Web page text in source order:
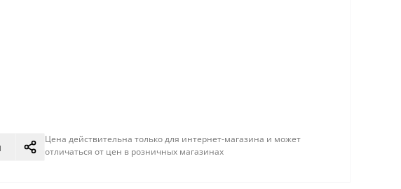
Цена действительна только для интернет-магазина и может
отличаться от цен в розничных магазинах